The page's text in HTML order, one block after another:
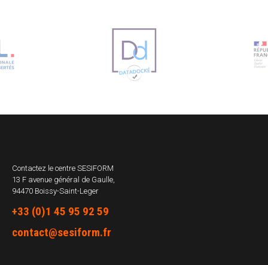
Contactez le centre SESIFORM
13 F avenue général de Gaulle,
94470 Boissy-Saint-Leger
+33 (0)1 45 95 92 59
contact@sesiform.fr